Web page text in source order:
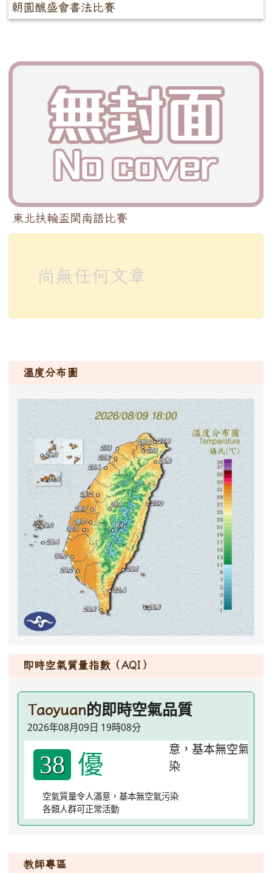
朝圓醮盛會書法比賽
東北扶輪盃閩南語比賽
尚無任何文章
溫度分布圖
即時空氣質量指數（AQI）
Taoyuan的即時空氣品質
2026年08月09日 19時08分
38 優
空氣質量令人滿意，基本無空氣污染
各類人群可正常活動
教師專區